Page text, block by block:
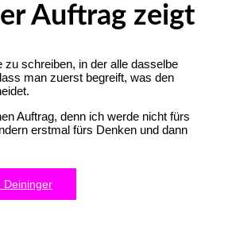
Auftrag zeigt
zu schreiben, in der alle dasselbe
man zuerst begreift, was den
Auftrag, denn ich werde nicht fürs
erstmal fürs Denken und dann
Deininger